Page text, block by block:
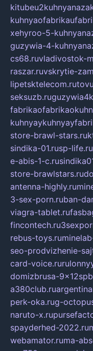
xehyroo-5-
guzywia-4-
cs68.ruvladivostok-
raszar.ruvskrytie-
lipetsktelecom.ru
seksuzb.ru
store-brawl-stars.ru
sindika-01.rusp-life.ru
e-abis-1-c.ru
store-brawlstars.ru
antenna-highly.ru
3-sex-porn.ruban-
viagra-tablet.ru
fincontech.ru
rebus-toys.ru
seo-prodvizhenie-
card-voice.ru
domizbrusa-
a380club.ru
perk-oka.rug-
naruto-x.ru
spayderhed-2022.ru
webamator.ruma-